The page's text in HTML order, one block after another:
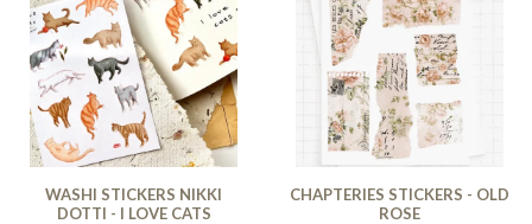
WASHI STICKERS NIKKI
DOTTI - I LOVE CATS
CHAPTERIES STICKERS - OLD
ROSE